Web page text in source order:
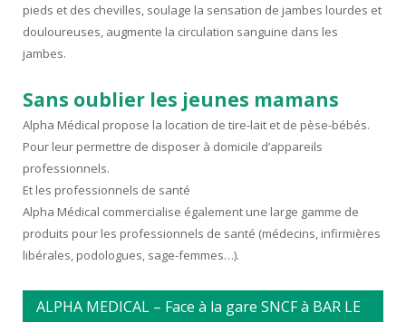
pieds et des chevilles, soulage la sensation de jambes lourdes et
douloureuses, augmente la circulation sanguine dans les
jambes.
Sans oublier les jeunes mamans
Alpha Médical propose la location de tire-lait et de pèse-bébés.
Pour leur permettre de disposer à domicile d’appareils
professionnels.
Et les professionnels de santé
Alpha Médical commercialise également une large gamme de
produits pour les professionnels de santé (médecins, infirmières
libérales, podologues, sage-femmes…).
ALPHA MEDICAL – Face à la gare SNCF à BAR LE